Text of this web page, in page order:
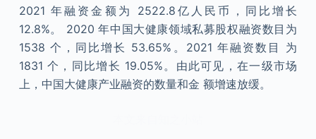
2021 年融资金额为 2522.8亿人民币，同比增长
12.8%。 2020 年中国大健康领域私募股权融资数目为
1538 个，同比增长 53.65%。2021 年融资数目 为
1831 个，同比增长 19.05%。由此可见，在一级市场
上，中国大健康产业融资的数量和金 额增速放缓。